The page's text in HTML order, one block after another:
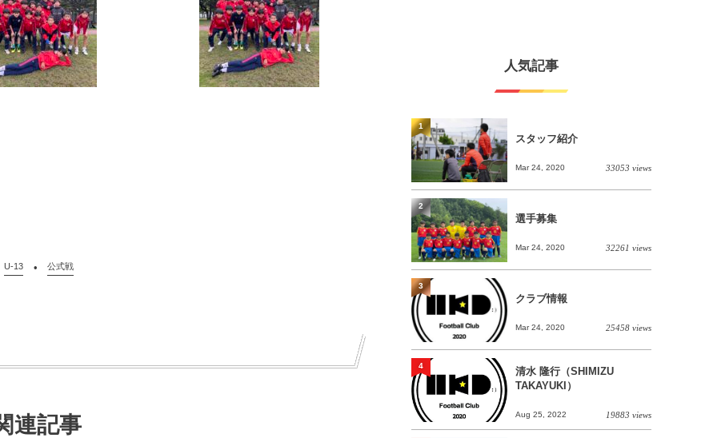
U-13 公式戦
連記事
人気記事
スタッフ紹介
Mar 24, 2020 33053 views
1
選手募集
Mar 24, 2020 32261 views
2
クラブ情報
Mar 24, 2020 25458 views
3
清水 隆行（SHIMIZU
TAKAYUKI）
Aug 25, 2022 19883 views
4